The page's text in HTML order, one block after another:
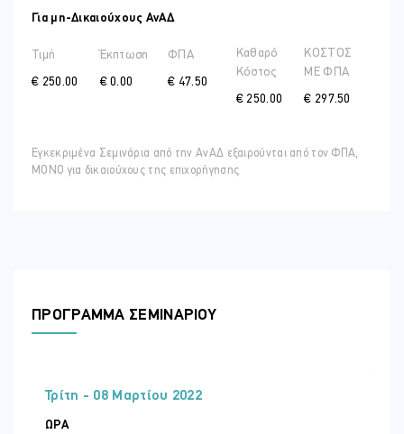
Για μη-Δικαιούχους ΑνΑΔ
Τιμή
€ 250.00
Έκπτωση
€ 0.00
ΦΠΑ
€ 47.50
Καθαρό
Κόστος
€ 250.00
ΚΟΣΤΟΣ
ME ΦΠΑ
€ 297.50
Εγκεκριμένα Σεμινάρια από την ΑνΑΔ εξαιρούνται από τον ΦΠΑ,
ΜΟΝΟ για δικαιούχους της επιχορήγησης
ΠΡΟΓΡΑΜΜΑ ΣΕΜΙΝΑΡΙΟΥ
Τρίτη - 08 Μαρτίου 2022
ΏΡΑ